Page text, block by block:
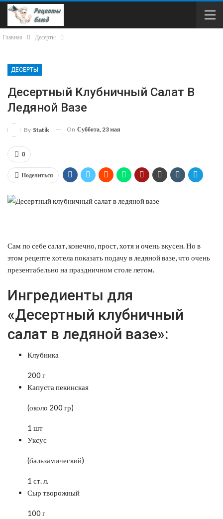
Главная Десерты
ДЕСЕРТЫ
Десертный Клубничный Салат В
Ледяной Вазе
By Statik On Суббота, 23 мая
0
Поделиться
Сам по себе салат, конечно, прост, хотя и очень вкусен. Но в
этом рецепте хотела показать подачу в ледяной вазе, что очень
презентабельно на праздничном столе летом.
Ингредиенты для
«Десертный клубничный
салат в ледяной вазе»:
Клубника
200 г
Капуста пекинская
(около 200 гр)
1 шт
Уксус
(бальзамический)
1 ст. л.
Сыр творожный
100 г